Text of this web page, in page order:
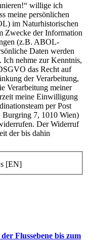
willige ich
meine persönlichen
im Naturhistorischen
Zwecke der Information
(z.B. ABOL-
Daten werden
nehme zur Kenntnis,
das Recht auf
der Verarbeitung,
Verarbeitung meiner
meine Einwilligung
per Post
7, 1010 Wien)
Der Widerruf
der bis dahin
[EN]
Flussebene bis zum